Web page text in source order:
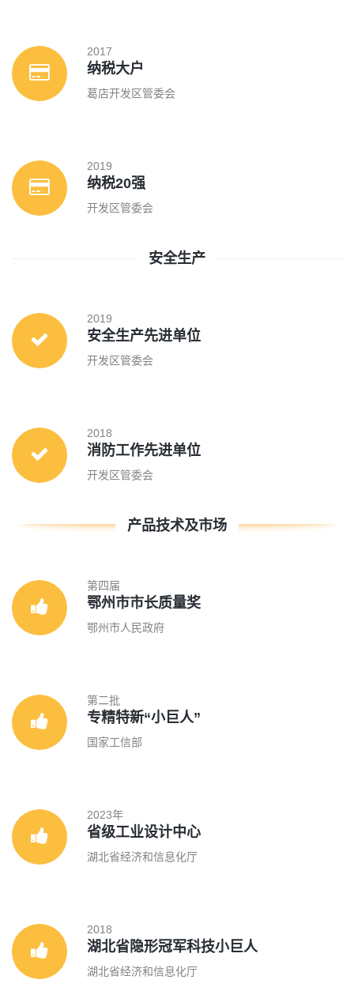
2017
纳税大户
葛店开发区管委会
2019
纳税20强
开发区管委会
安全生产
2019
安全生产先进单位
开发区管委会
2018
消防工作先进单位
开发区管委会
产品技术及市场
第四届
鄂州市市长质量奖
鄂州市人民政府
第二批
专精特新“小巨人”
国家工信部
2023年
省级工业设计中心
湖北省经济和信息化厅
2018
湖北省隐形冠军科技小巨人
湖北省经济和信息化厅